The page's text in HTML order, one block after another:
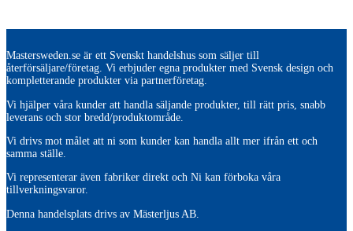
Mastersweden.se är ett Svenskt handelshus som säljer till
återförsäljare/företag. Vi erbjuder egna produkter med Svensk design och
kompletterande produkter via partnerföretag.
Vi hjälper våra kunder att handla säljande produkter, till rätt pris, snabb
leverans och stor bredd/produktområde.
Vi drivs mot målet att ni som kunder kan handla allt mer ifrån ett och
samma ställe.
Vi representerar även fabriker direkt och Ni kan förboka våra
tillverkningsvaror.
Denna handelsplats drivs av Mästerljus AB.